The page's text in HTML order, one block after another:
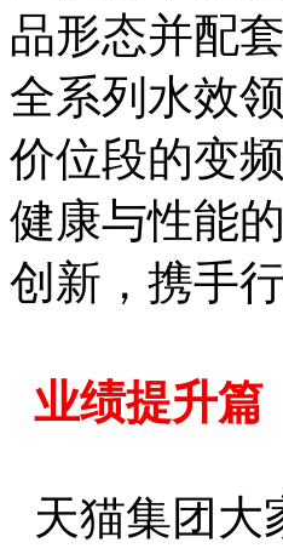
品形态并配
全系列水效
价位段的变
健康与性能
创新，携手
业绩提升篇
天猫集团大